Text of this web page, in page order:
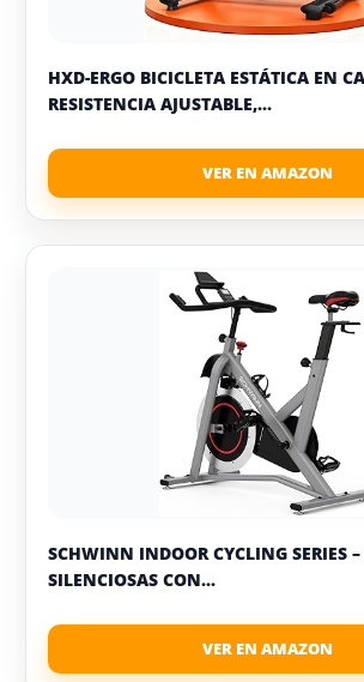
HXD-ERGO BICICLETA ESTÁTICA EN
RESISTENCIA AJUSTABLE,...
SCHWINN INDOOR CYCLING SERIES –
SILENCIOSAS CON...